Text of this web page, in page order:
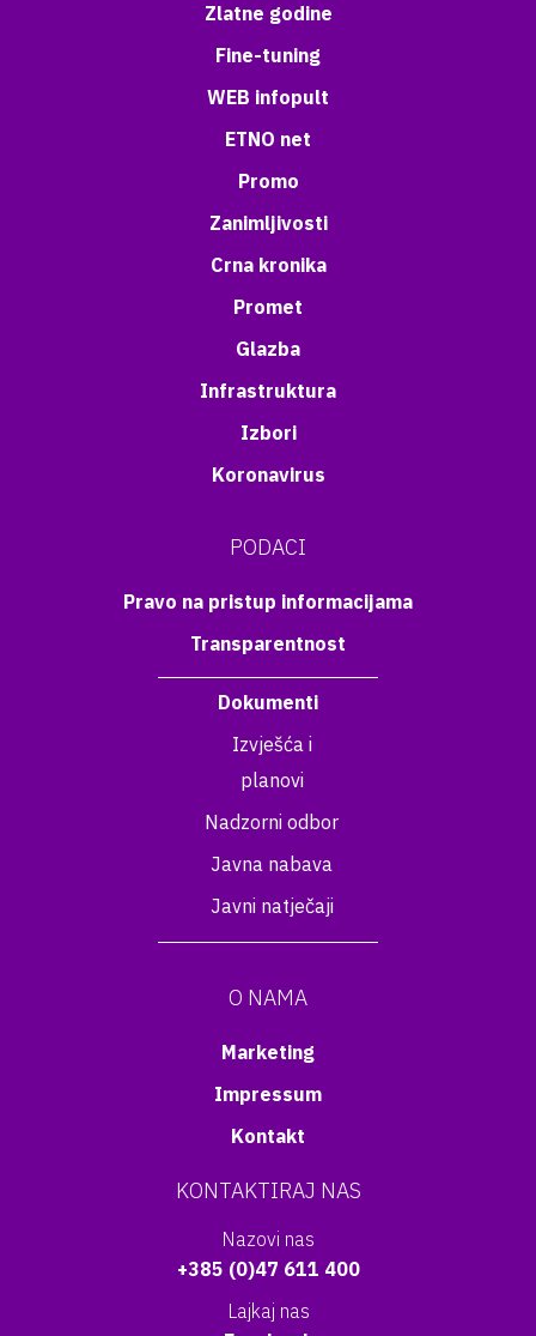
Zlatne godine
Fine-tuning
WEB infopult
ETNO net
Promo
Zanimljivosti
Crna kronika
Promet
Glazba
Infrastruktura
Izbori
Koronavirus
PODACI
Pravo na pristup informacijama
Transparentnost
Dokumenti
Izvješća i
planovi
Nadzorni odbor
Javna nabava
Javni natječaji
O NAMA
Marketing
Impressum
Kontakt
KONTAKTIRAJ NAS
Nazovi nas
+385 (0)47 611 400
Lajkaj nas